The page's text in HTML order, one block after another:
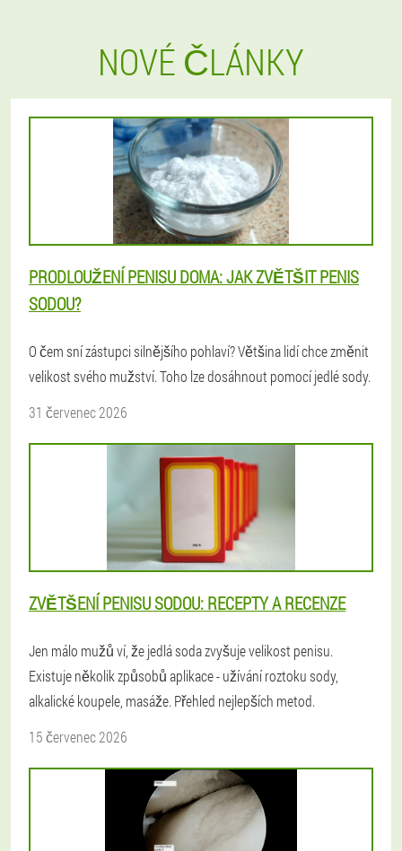
NOVÉ ČLÁNKY
PRODLOUŽENÍ PENISU DOMA: JAK ZVĚTŠIT PENIS
SODOU?
O čem sní zástupci silnějšího pohlaví? Většina lidí chce změnit
velikost svého mužství. Toho lze dosáhnout pomocí jedlé sody.
31 červenec 2026
ZVĚTŠENÍ PENISU SODOU: RECEPTY A RECENZE
Jen málo mužů ví, že jedlá soda zvyšuje velikost penisu.
Existuje několik způsobů aplikace - užívání roztoku sody,
alkalické koupele, masáže. Přehled nejlepších metod.
15 červenec 2026